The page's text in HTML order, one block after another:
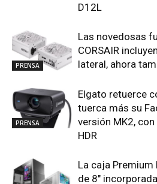
D12L
PRENSA
Las novedosas
CORSAIR
lateral, ahora
PRENSA
Elgato retuerce
tuerca más su
versión MK2,
HDR
La caja Premium
de 8″